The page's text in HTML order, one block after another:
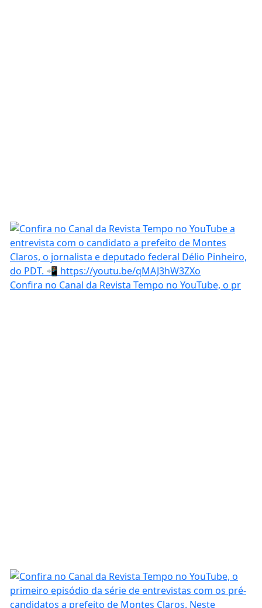
Confira no Canal da Revista Tempo no YouTube, o pr